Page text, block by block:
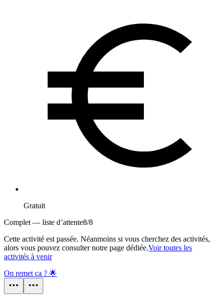
Gratuit
Complet — liste d’attente8/8
Cette activité est passée. Néanmoins si vous cherchez des activités,
alors vous pouvez consulter notre page dédiée.Voir toutes les
activités à venir
On remet ça ? 🌟